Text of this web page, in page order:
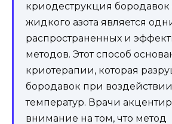
криодеструкция
жидкого азота является
распространенных и
методов. Этот способ
криотерапии, которая
бородавок при
температур. Врачи
внимание на том, что метод